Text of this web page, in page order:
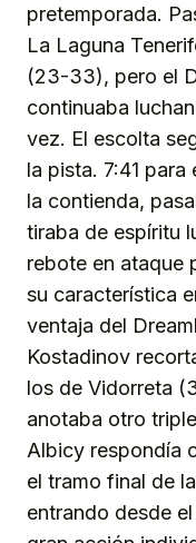
pretemporada.
La Laguna
(23-33), pero el
continuaba
vez. El escolta
la pista. 7:41
la contienda,
tiraba de espíritu
rebote en ataque
su característica
ventaja del
Kostadinov
los de Vidorreta
anotaba otro
Albicy respondía
el tramo final de
entrando desde